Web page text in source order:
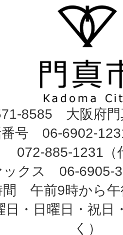
市
Kadoma
City
8585 大阪府門
番号 06-6902-
072-885-1231（
ックス 06-6905-
間 午前9時から午
日・日曜日・祝日
く）